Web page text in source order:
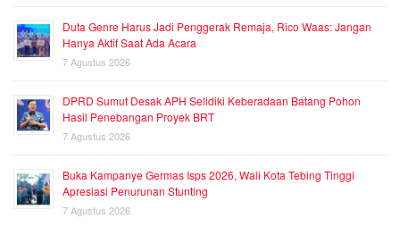
Duta Genre Harus Jadi Penggerak Remaja, Rico Waas: Jangan
Hanya Aktif Saat Ada Acara
7 Agustus 2026
DPRD Sumut Desak APH Selidiki Keberadaan Batang Pohon
Hasil Penebangan Proyek BRT
7 Agustus 2026
Buka Kampanye Germas Isps 2026, Wali Kota Tebing Tinggi
Apresiasi Penurunan Stunting
7 Agustus 2026